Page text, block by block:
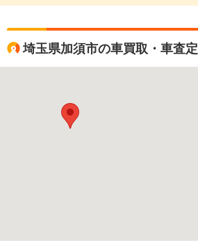
埼玉県加須市の車買取・車査